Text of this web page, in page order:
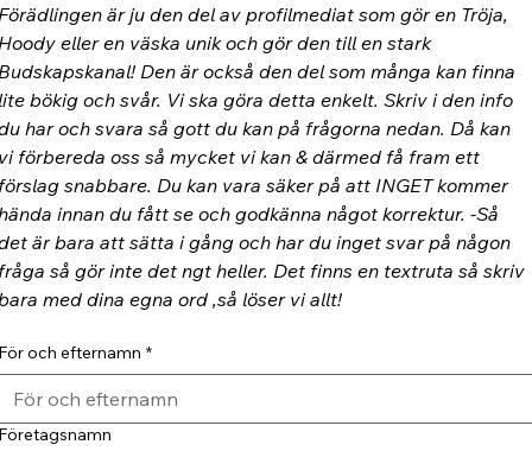
är ju den del av profilmediat som gör en Tröja,
eller en väska unik och gör den till en stark
Den är också den del som många kan finna
bökig och svår. Vi ska göra detta enkelt. Skriv i den info
har och svara så gott du kan på frågorna nedan. Då kan
förbereda oss så mycket vi kan & därmed få fram ett
snabbare. Du kan vara säker på att INGET kommer
innan du fått se och godkänna något korrektur. -Så
är bara att sätta i gång och har du inget svar på någon
så gör inte det ngt heller. Det finns en textruta så skriv
med dina egna ord ,så löser vi allt!
och efternamn *